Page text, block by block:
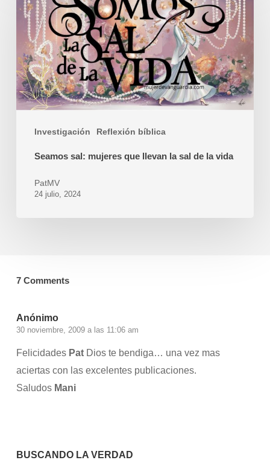
Investigación Reflexión bíblica
sal:
mujeres
que
llevan
la
sal
Seamos sal: mujeres que llevan la sal de la vida
PatMV
24 julio, 2024
7 Comments
Anónimo
30 noviembre, 2009 a las 11:06 am
Felicidades PatDios te bendiga… una vez mas
aciertas con las excelentes publicaciones.
Saludos Mani
BUSCANDO LA VERDAD